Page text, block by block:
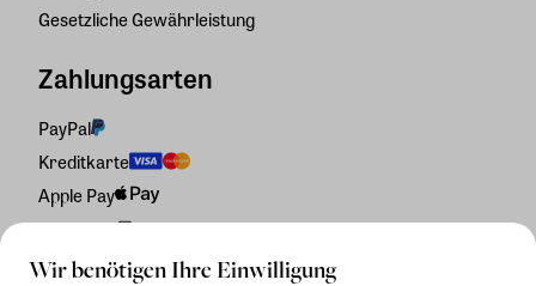
Wir benötigen Ihre Einwilligung
Gesetzliche Gewährleistung
Zahlungsarten
PayPal
Kreditkarte
Apple Pay
Rechnung